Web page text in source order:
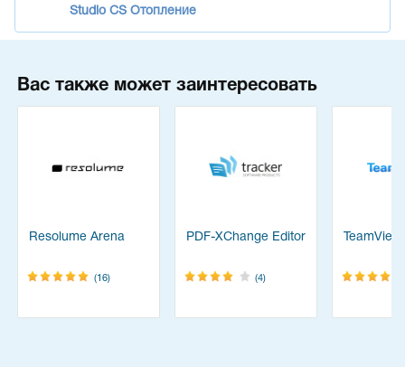
Studio CS Отопление
Вас также может заинтересовать
Resolume Arena
(16)
PDF-XChange Editor
(4)